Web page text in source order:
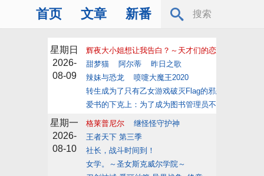
首页 文章 新番
星期日
2026-
08-09
辉夜大小姐想让我告白？～天才们的恋爱头脑战～
甜梦猫
阿尔蒂
昨日之歌
辣妹与恐龙
喷嚏大魔王2020
转生成为了只有乙女游戏破灭Flag的邪恶大小姐
爱书的下克上：为了成为图书管理员不择手段！ 第
星期一
2026-
08-10
格莱普尼尔
继怪怪守护神
王者天下 第三季
社长，战斗时间到！
女学。～圣女斯克威尔学院～